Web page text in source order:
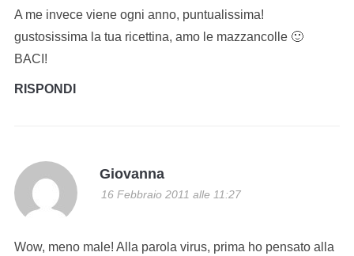
A me invece viene ogni anno, puntualissima!
gustosissima la tua ricettina, amo le mazzancolle 🙂
BACI!
RISPONDI
Giovanna
16 Febbraio 2011 alle 11:27
Wow, meno male! Alla parola virus, prima ho pensato alla